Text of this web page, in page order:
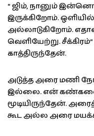
“ ஜிம், நானும்
இருக்கிறோம்.
அல்லாடுகிறோம்.
வெளியேற்று.
காத்திருந்தேன்.
அடுத்த அரை மணி
இல்லை. என் கண்களை
மூடியிருந்தேன்.
கூட அல்ல அரை